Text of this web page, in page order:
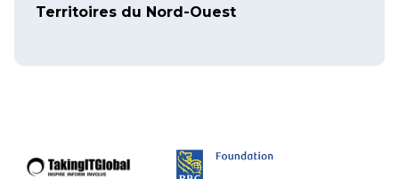
Territoires du Nord-Ouest